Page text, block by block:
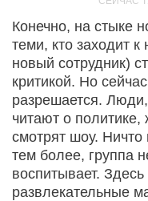
Конечно, на стыке
теми, кто заходит
новый сотрудник)
критикой. Но
разрешается.
читают о
смотрят шоу.
тем более, группа
воспитывает.
развлекательные